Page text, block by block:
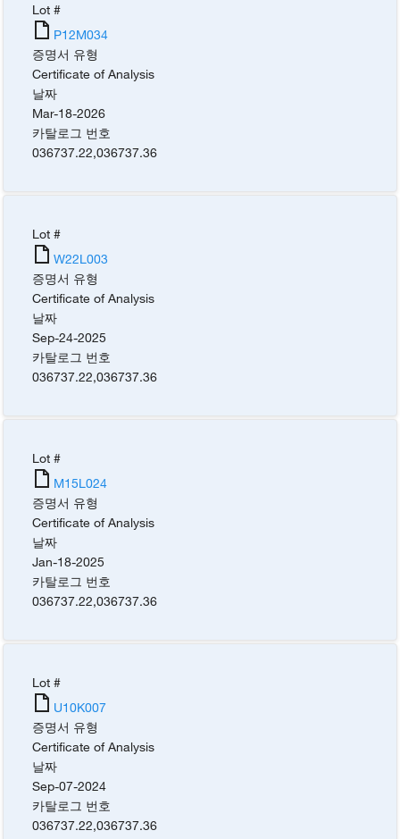
Lot #
P12M034
증명서 유형
Certificate of Analysis
날짜
Mar-18-2026
카탈로그 번호
036737.22,036737.36
Lot #
W22L003
증명서 유형
Certificate of Analysis
날짜
Sep-24-2025
카탈로그 번호
036737.22,036737.36
Lot #
M15L024
증명서 유형
Certificate of Analysis
날짜
Jan-18-2025
카탈로그 번호
036737.22,036737.36
Lot #
U10K007
증명서 유형
Certificate of Analysis
날짜
Sep-07-2024
카탈로그 번호
036737.22,036737.36